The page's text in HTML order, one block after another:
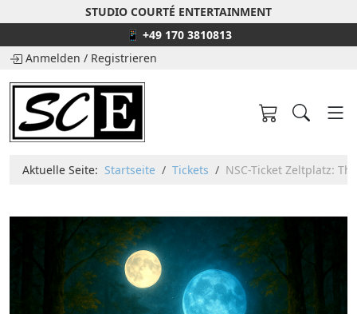
STUDIO COURTÉ ENTERTAINMENT
📱 +49 170 3810813
Anmelden / Registrieren
Aktuelle Seite: Startseite Tickets NSC-Ticket Zeltplatz: